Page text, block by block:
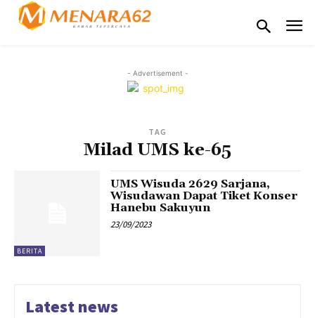
- Advertisement -
TAG
Milad UMS ke-65
BERITA
UMS Wisuda 2629 Sarjana,
Wisudawan Dapat Tiket Konser
Hanebu Sakuyun
23/09/2023
Latest news